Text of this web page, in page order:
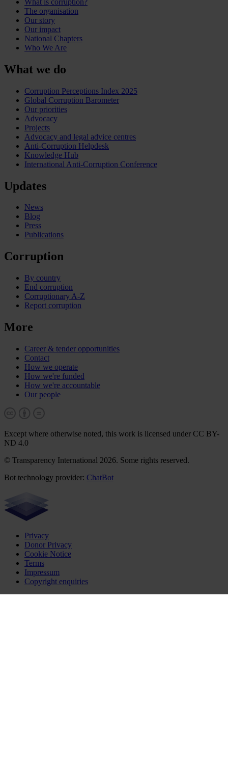
The organisation
Our story
Our impact
National Chapters
Who We Are
What we do
Corruption Perceptions Index 2025
Global Corruption Barometer
Our priorities
Advocacy
Projects
Advocacy and legal advice centres
Anti-Corruption Helpdesk
Knowledge Hub
International Anti-Corruption Conference
Updates
News
Blog
Press
Publications
Corruption
By country
End corruption
Corruptionary A-Z
Report corruption
More
Career & tender opportunities
Contact
How we operate
How we're funded
How we're accountable
Our people
Except where otherwise noted, this work is licensed under CC BY-
ND 4.0
© Transparency International 2026. Some rights reserved.
Bot technology provider: ChatBot
Privacy
Donor Privacy
Cookie Notice
Terms
Impressum
Copyright enquiries